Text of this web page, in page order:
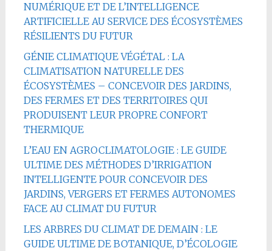
NUMÉRIQUE ET DE L’INTELLIGENCE
ARTIFICIELLE AU SERVICE DES ÉCOSYSTÈMES
RÉSILIENTS DU FUTUR
GÉNIE CLIMATIQUE VÉGÉTAL : LA
CLIMATISATION NATURELLE DES
ÉCOSYSTÈMES – CONCEVOIR DES JARDINS,
DES FERMES ET DES TERRITOIRES QUI
PRODUISENT LEUR PROPRE CONFORT
THERMIQUE
L’EAU EN AGROCLIMATOLOGIE : LE GUIDE
ULTIME DES MÉTHODES D’IRRIGATION
INTELLIGENTE POUR CONCEVOIR DES
JARDINS, VERGERS ET FERMES AUTONOMES
FACE AU CLIMAT DU FUTUR
LES ARBRES DU CLIMAT DE DEMAIN : LE
GUIDE ULTIME DE BOTANIQUE, D’ÉCOLOGIE